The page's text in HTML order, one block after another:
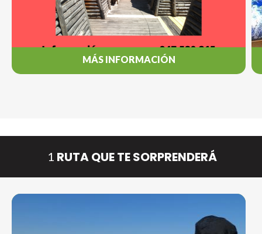
MÁS INFORMACIÓN
1 RUTA QUE TE SORPRENDERÁ